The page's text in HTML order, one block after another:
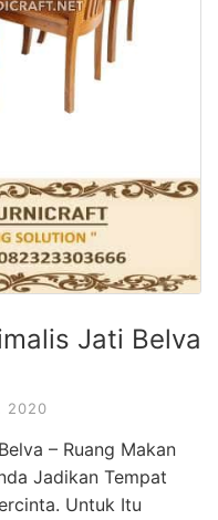
Jati Belva
2020
– Ruang Makan
Jadikan Tempat
Untuk Itu